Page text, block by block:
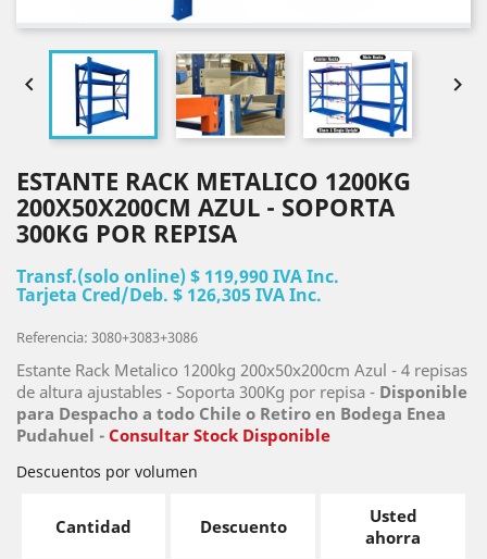
 
ESTANTE RACK METALICO 1200KG
200X50X200CM AZUL - SOPORTA
300KG POR REPISA
Transf.(solo online) $ 119,990 IVA Inc.
Tarjeta Cred/Deb. $ 126,305 IVA Inc.
Referencia: 3080+3083+3086
Estante Rack Metalico 1200kg 200x50x200cm Azul - 4 repisas
de altura ajustables - Soporta 300Kg por repisa - Disponible
para Despacho a todo Chile o Retiro en Bodega Enea
Pudahuel - Consultar Stock Disponible
Descuentos por volumen
Cantidad Descuento
Usted
ahorra